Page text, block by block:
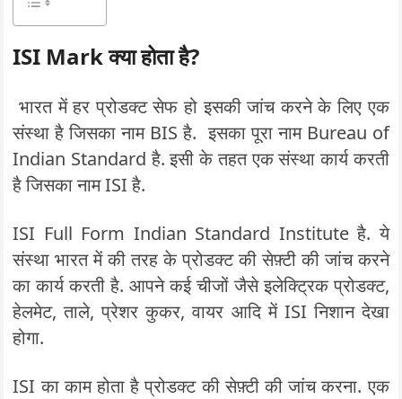
ISI Mark क्या होता है?
भारत में हर प्रोडक्ट सेफ हो इसकी जांच करने के लिए एक
संस्था है जिसका नाम BIS है. इसका पूरा नाम Bureau of
Indian Standard है. इसी के तहत एक संस्था कार्य करती
है जिसका नाम ISI है.
ISI Full Form Indian Standard Institute है. ये
संस्था भारत में की तरह के प्रोडक्ट की सेफ़्टी की जांच करने
का कार्य करती है. आपने कई चीजों जैसे इलेक्ट्रिक प्रोडक्ट,
हेलमेट, ताले, प्रेशर कुकर, वायर आदि में ISI निशान देखा
होगा.
ISI का काम होता है प्रोडक्ट की सेफ़्टी की जांच करना. एक